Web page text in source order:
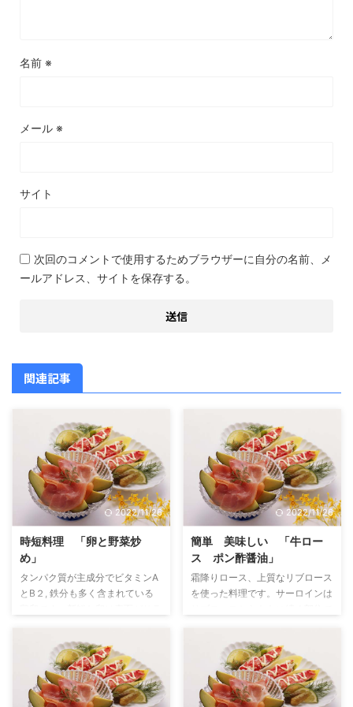
名前 ※
メール ※
サイト
次回のコメントで使用するためブラウザーに自分の名前、メ
ールアドレス、サイトを保存する。
関連記事
2022/11/26
時短料理 「卵と野菜炒
め」
タンパク質が主成分でビタミンA
とB２, 鉄分も多く含まれている
な卵は黄身が盛り上がり、白身も
二重の輪がはっきりしています。
殻が褐色な赤玉、白い白玉があり
ます。ヨード卵もありますね。鶏
卵は物価が高くなってきていて
2022/11/26
簡単 美味しい 「牛ロー
ス ポン酢醤油」
霜降りロース、上質なリブロース
を使った料理です。サーロインは
ありステーキには不向きです。こ
こでは肩ロースの薄切りを使っ
て、あっさりとうまみを生かした
レシピを紹介します。 材料
（４人前） 薄切り牛ロース